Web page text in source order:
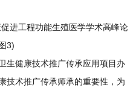
生健康技术推广传承应用项目办
技术推广传承师承的重要性，为